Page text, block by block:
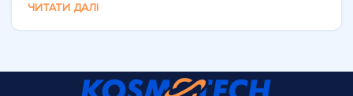
ЧИТАТИ ДАЛІ